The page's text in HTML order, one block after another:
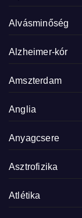
Alvásminőség
Alzheimer-kór
Amszterdam
Anglia
Anyagcsere
Asztrofizika
Atlétika